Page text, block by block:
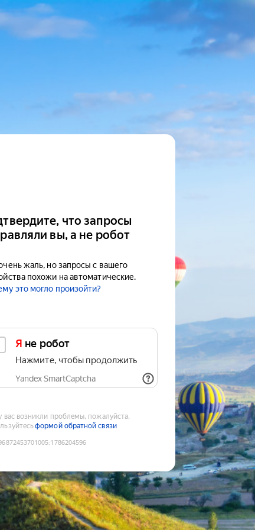
что запросы
вы, а не робот
жаль, но запросы с вашего
похожи на автоматические.
это могло произойти?
Я не робот
Нажмите, чтобы продолжить
Yandex SmartCaptcha
вас возникли проблемы, пожалуйста,
формой обратной связи
:1786204596